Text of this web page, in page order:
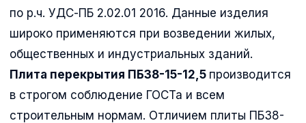
по р.ч. УДС-ПБ 2.02.01 2016. Данные изделия
широко применяются при возведении жилых,
общественных и индустриальных зданий.
Плита перекрытия ПБ38-15-12,5 производится
в строгом соблюдение ГОСТа и всем
строительным нормам. Отличием плиты ПБ38-